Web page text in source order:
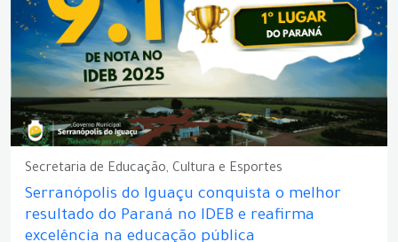
Secretaria de Educação, Cultura e Esportes
Serranópolis do Iguaçu conquista o melhor
resultado do Paraná no IDEB e reafirma
excelência na educação pública